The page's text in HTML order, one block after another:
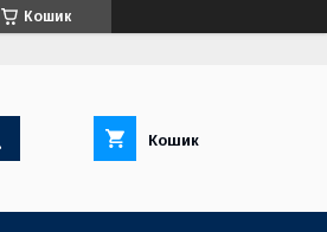
Кошик
Кошик